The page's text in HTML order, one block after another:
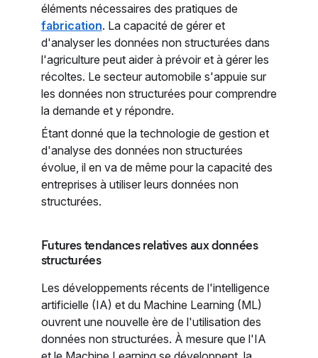
éléments nécessaires des pratiques de
fabrication. La capacité de gérer et
d'analyser les données non structurées dans
l'agriculture peut aider à prévoir et à gérer les
récoltes. Le secteur automobile s'appuie sur
les données non structurées pour comprendre
la demande et y répondre.
Étant donné que la technologie de gestion et
d'analyse des données non structurées
évolue, il en va de même pour la capacité des
entreprises à utiliser leurs données non
structurées.
Futures tendances relatives aux données
structurées
Les développements récents de l'intelligence
artificielle (IA) et du Machine Learning (ML)
ouvrent une nouvelle ère de l'utilisation des
données non structurées. À mesure que l'IA